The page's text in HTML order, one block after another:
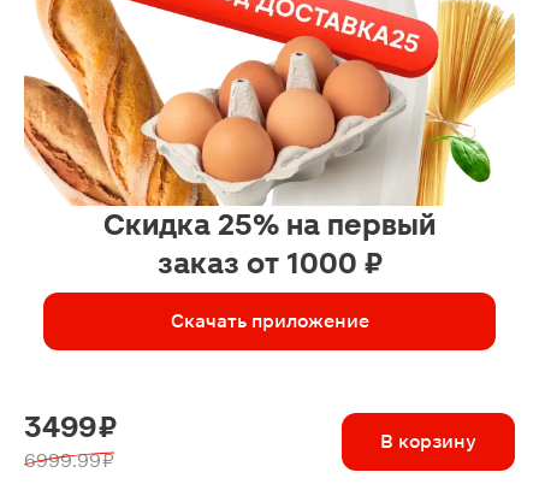
Скидка 25% на первый
заказ от 1000 ₽
Скачать приложение
3499 ₽
6999.99 ₽
В корзину